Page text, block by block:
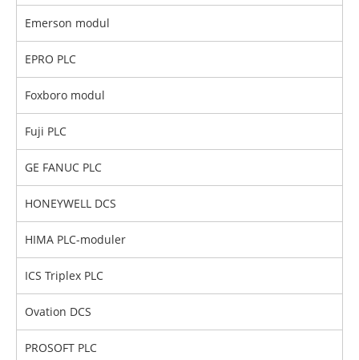
Emerson modul
EPRO PLC
Foxboro modul
Fuji PLC
GE FANUC PLC
HONEYWELL DCS
HIMA PLC-moduler
ICS Triplex PLC
Ovation DCS
PROSOFT PLC